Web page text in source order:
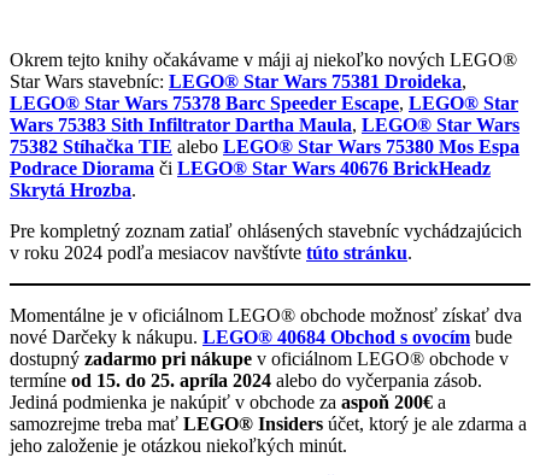
Okrem tejto knihy očakávame v máji aj niekoľko nových LEGO®
Star Wars stavebníc: LEGO® Star Wars 75381 Droideka,
LEGO® Star Wars 75378 Barc Speeder Escape, LEGO® Star
Wars 75383 Sith Infiltrator Dartha Maula, LEGO® Star Wars
75382 Stíhačka TIE alebo LEGO® Star Wars 75380 Mos Espa
Podrace Diorama či LEGO® Star Wars 40676 BrickHeadz
Skrytá Hrozba.
Pre kompletný zoznam zatiaľ ohlásených stavebníc vychádzajúcich
v roku 2024 podľa mesiacov navštívte túto stránku.
Momentálne je v oficiálnom LEGO® obchode možnosť získať dva
nové Darčeky k nákupu. LEGO® 40684 Obchod s ovocím bude
dostupný zadarmo pri nákupe v oficiálnom LEGO® obchode v
termíne od 15. do 25. apríla 2024 alebo do vyčerpania zásob.
Jediná podmienka je nakúpiť v obchode za aspoň 200€ a
samozrejme treba mať LEGO® Insiders účet, ktorý je ale zdarma a
jeho založenie je otázkou niekoľkých minút.